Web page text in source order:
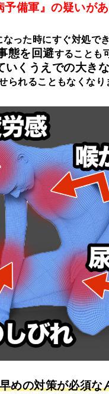
予備軍』の疑いが
なった時にすぐ対処で
態を回避することも
いくうえでの大き
られることもなくなり
めの対策が必須な